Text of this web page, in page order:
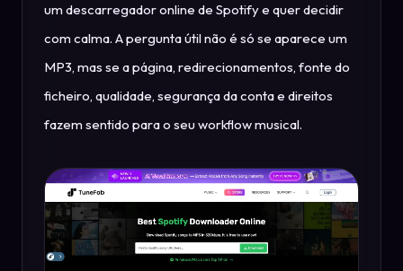
um descarregador online de Spotify e quer decidir
com calma. A pergunta útil não é só se aparece um
MP3, mas se a página, redirecionamentos, fonte do
ficheiro, qualidade, segurança da conta e direitos
fazem sentido para o seu workflow musical.